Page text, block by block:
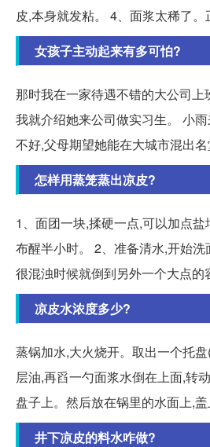
皮,本身就发粘。 4、面浆太稀了。
女孩子主动起来有多可怕?
那时我在一家待遇不错的大公司上
我就介绍她来公司做实习生。 小
不好,父母期望她能在大城市混出
怎样用蒸笼蒸出凉皮?
1、面团一块,揉硬一点,可以加点
布醒半小时。 2、准备清水,开始
很混浊时候就倒到另外一个大点的
凉皮水浓度多少?
蒸锅加水,大火烧开。取出一个托
层油,再舀一勺面浆水倒在上面,转
盘子上。然后放在锅里的水面上,
井下凉皮的料水咋做?